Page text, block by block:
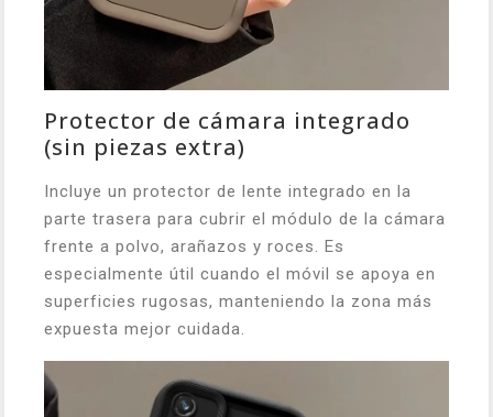
Protector de cámara integrado
(sin piezas extra)
Incluye un protector de lente integrado en la
parte trasera para cubrir el módulo de la cámara
frente a polvo, arañazos y roces. Es
especialmente útil cuando el móvil se apoya en
superficies rugosas, manteniendo la zona más
expuesta mejor cuidada.